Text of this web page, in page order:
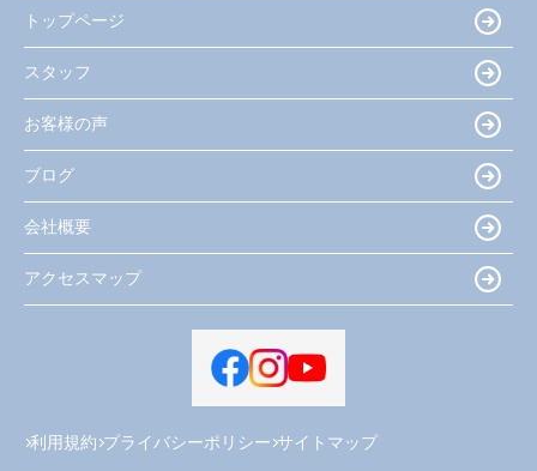
トップページ
スタッフ
お客様の声
ブログ
会社概要
アクセスマップ
利用規約 プライバシーポリシー サイトマップ